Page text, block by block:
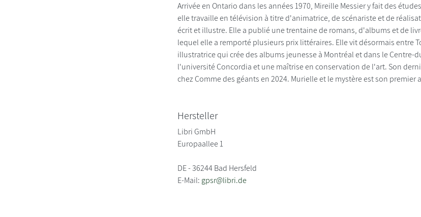
Arrivée en Ontario dans les années 1970, Mireille Messier y fait des
elle travaille en télévision à titre d'animatrice, de scénariste et de
écrit et illustre. Elle a publié une trentaine de romans, d'albums et de
lequel elle a remporté plusieurs prix littéraires. Elle vit désormais entre
illustratrice qui crée des albums jeunesse à Montréal et dans le
l'université Concordia et une maîtrise en conservation de l'art. Son
chez Comme des géants en 2024. Murielle et le mystère est son
Hersteller
Libri GmbH
Europaallee 1
DE - 36244 Bad Hersfeld
E-Mail: gpsr@libri.de